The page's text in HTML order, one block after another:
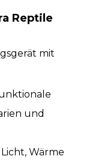
Reptile
mit
und
Wärme